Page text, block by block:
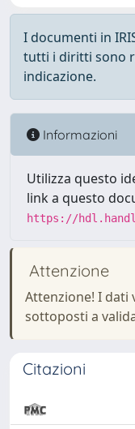
I documenti in
tutti i diritti sono
indicazione.
Informazioni
Utilizza questo
link a questo
https://
Attenzione
Attenzione! I dati
sottoposti a
Citazioni